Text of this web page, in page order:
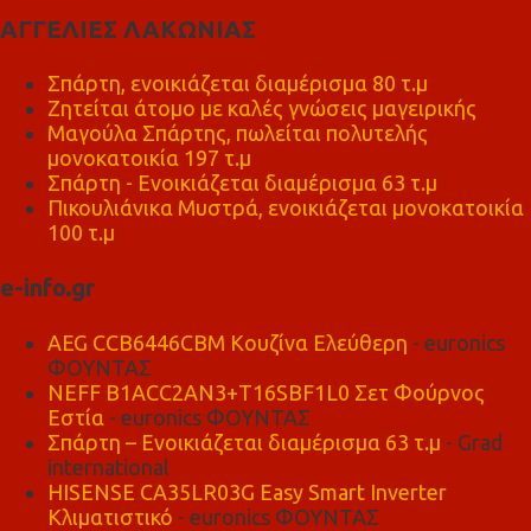
ΑΓΓΕΛΙΕΣ ΛΑΚΩΝΙΑΣ
Σπάρτη, ενοικιάζεται διαμέρισμα 80 τ.μ
Ζητείται άτομο με καλές γνώσεις μαγειρικής
Μαγούλα Σπάρτης, πωλείται πολυτελής
μονοκατοικία 197 τ.μ
Σπάρτη - Ενοικιάζεται διαμέρισμα 63 τ.μ
Πικουλιάνικα Μυστρά, ενοικιάζεται μονοκατοικία
100 τ.μ
e-info.gr
AEG CCB6446CBM Κουζίνα Ελεύθερη - euronics
ΦΟΥΝΤΑΣ
NEFF B1ACC2AN3+T16SBF1L0 Σετ Φούρνος
Εστία - euronics ΦΟΥΝΤΑΣ
Σπάρτη – Ενοικιάζεται διαμέρισμα 63 τ.μ - Grad
international
HISENSE CA35LR03G Easy Smart Inverter
Κλιματιστικό - euronics ΦΟΥΝΤΑΣ